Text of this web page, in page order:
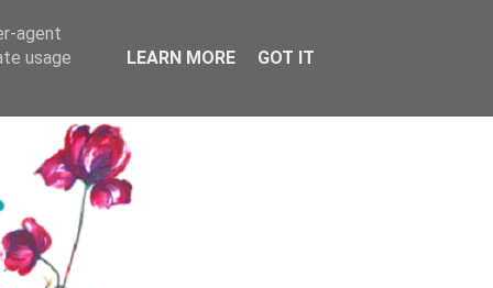
agent
usage
LEARN MORE GOT IT